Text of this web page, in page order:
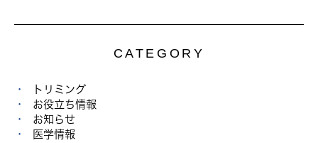
CATEGORY
トリミング
お役立ち情報
お知らせ
医学情報